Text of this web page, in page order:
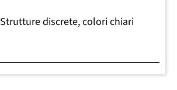
Strutture discrete, colori chiari